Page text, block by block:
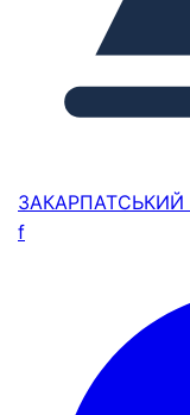
ЗАКАРПАТСЬКИЙ
f